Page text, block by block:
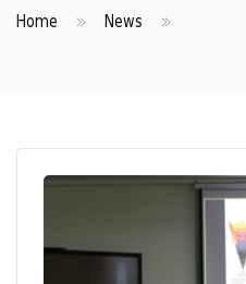
Home News